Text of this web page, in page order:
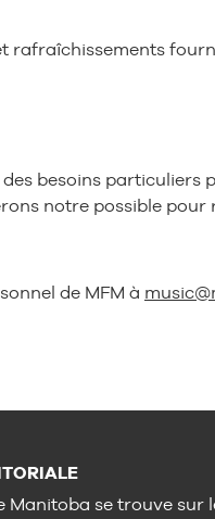
rafraîchissements
besoins
notre possible pour
de MFM à
Manitoba se trouve sur